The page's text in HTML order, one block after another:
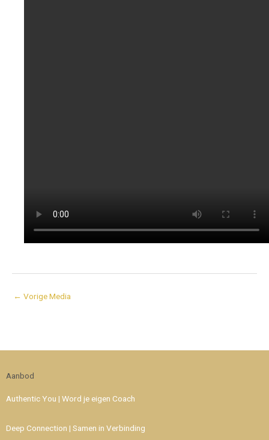
← Vorige Media
Aanbod
Authentic You | Word je eigen Coach
Deep Connection | Samen in Verbinding